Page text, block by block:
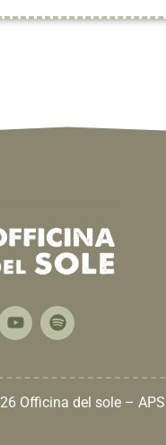
Officina del sole –